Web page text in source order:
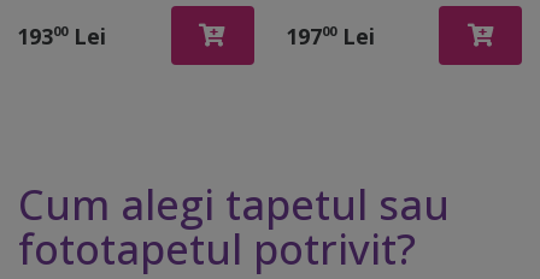
35156, 0.53x10 metri
19300Lei
de 0.53x10 metri
19700Lei
Cum alegi tapetul sau
fototapetul potrivit?